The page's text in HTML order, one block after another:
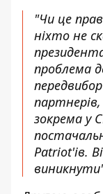
"Чи це
ніхто не
проблема
зокрема у
Patriot'ів.